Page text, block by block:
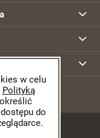
w celu
Polityką
do